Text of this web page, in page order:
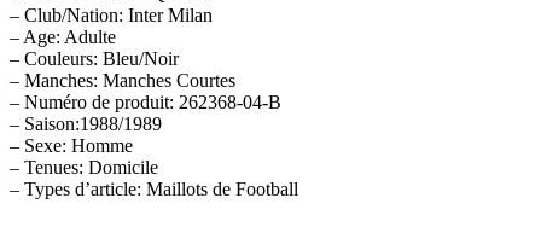
– Club/Nation: Inter Milan
– Age: Adulte
– Couleurs: Bleu/Noir
– Manches: Manches Courtes
– Numéro de produit: 262368-04-B
– Saison:1988/1989
– Sexe: Homme
– Tenues: Domicile
– Types d’article: Maillots de Football